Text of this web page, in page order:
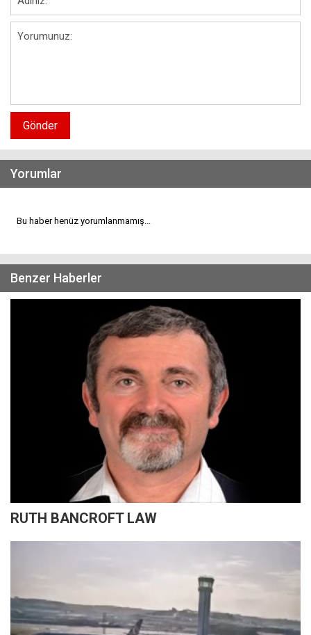
Gönder
Yorumlar
Bu haber henüz yorumlanmamış...
Benzer Haberler
RUTH BANCROFT LAW